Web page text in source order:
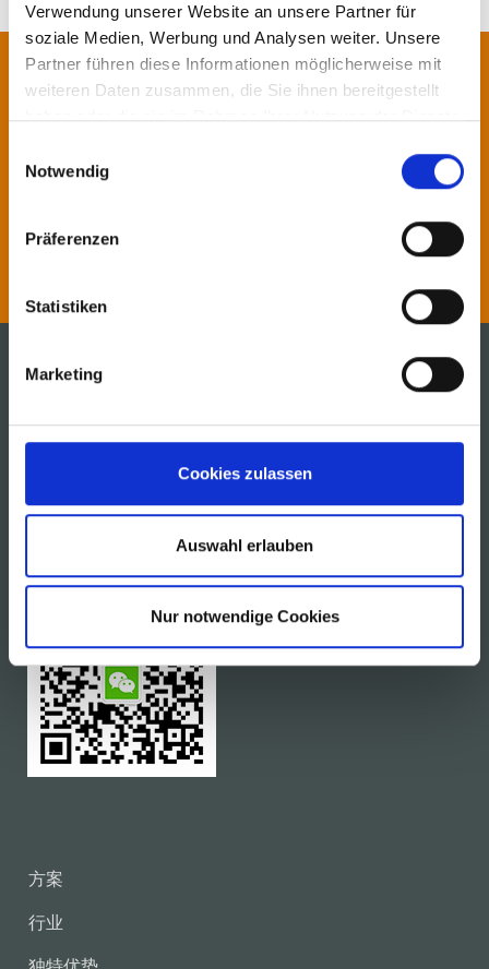
Verwendung unserer Website an unsere Partner für
soziale Medien, Werbung und Analysen weiter. Unsere
Partner führen diese Informationen möglicherweise mit
weiteren Daten zusammen, die Sie ihnen bereitgestellt
haben oder die sie im Rahmen Ihrer Nutzung der Dienste
Notwendig
Präferenzen
Statistiken
Marketing
Cookies zulassen
Auswahl erlauben
Nur notwendige Cookies
联系我们!
麦斯凯包装系统（青岛）有限公司
中国青岛市市北区福州北路
方案
行业